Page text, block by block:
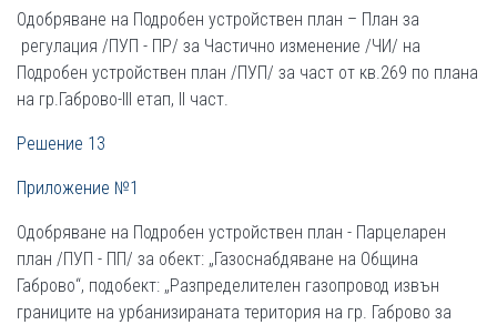
Одобряване на Подробен устройствен план – План за
регулация /ПУП - ПР/ за Частично изменение /ЧИ/ на
Подробен устройствен план /ПУП/ за част от кв.269 по плана
на гр.Габрово-III етап, II част.
Решение 13
Приложение №1
Одобряване на Подробен устройствен план - Парцеларен
план /ПУП - ПП/ за обект: „Газоснабдяване на Община
Габрово“, подобект: „Разпределителен газопровод извън
границите на урбанизираната територия на гр. Габрово за